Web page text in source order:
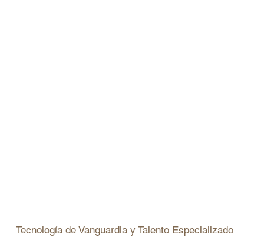
Tecnología de Vanguardia y Talento Especializado